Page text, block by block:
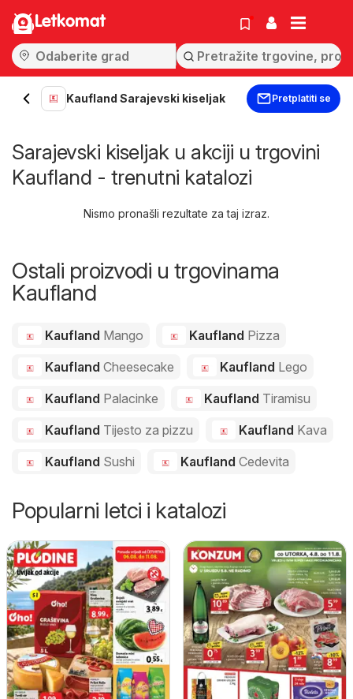
Letkomat
Kaufland Sarajevski kiseljak Pretplatiti se
Sarajevski kiseljak u akciji u trgovini
Kaufland - trenutni katalozi
Nismo pronašli rezultate za taj izraz.
Ostali proizvodi u trgovinama
Kaufland
Kaufland Mango Kaufland Pizza
Kaufland Cheesecake Kaufland Lego
Kaufland Palacinke Kaufland Tiramisu
Kaufland Tijesto za pizzu Kaufland Kava
Kaufland Sushi Kaufland Cedevita
Popularni letci i katalozi